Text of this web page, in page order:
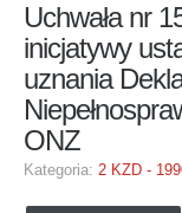
Uchwała nr
inicjatywy
uznania
ONZ
Kategoria: 2 KZD -